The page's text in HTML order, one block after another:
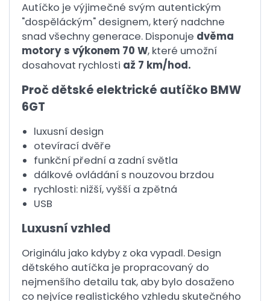
Autíčko je výjimečné svým autentickým
"dospěláckým" designem, který nadchne
snad všechny generace. Disponuje dvěma
motory s výkonem 70 W, které umožní
dosahovat rychlosti až 7 km/hod.
Proč dětské elektrické autíčko BMW
6GT
luxusní design
otevírací dvěře
funkční přední a zadní světla
dálkové ovládání s nouzovou brzdou
rychlosti: nižší, vyšší a zpětná
USB
Luxusní vzhled
Originálu jako kdyby z oka vypadl. Design
dětského autíčka je propracovaný do
nejmenšího detailu tak, aby bylo dosaženo
co nejvíce realistického vzhledu skutečného